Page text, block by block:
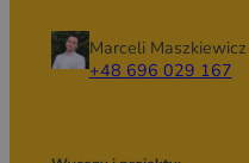
Marceli Maszkiewicz
+48 696 029 167